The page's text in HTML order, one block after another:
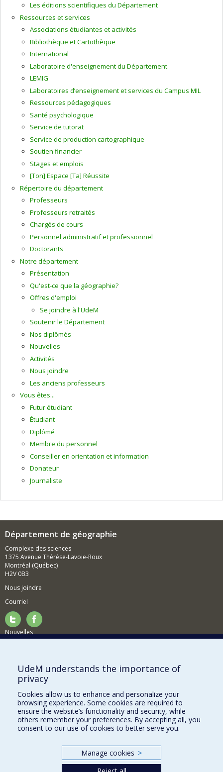
Les éditions scientifiques du Département
Ressources et services
Associations étudiantes et activités
Bibliothèque et Cartothèque
International
Laboratoire d'enseignement du Département
LEMIG
Laboratoires d’enseignement et services du Campus MIL
Ressources pédagogiques
Santé psychologique
Service de tutorat
Service de production cartographique
Soutien financier
Stages et emplois
[Ton] Espace [Ta] Réussite
Répertoire du département
Professeurs
Professeurs retraités
Chargés de cours
Personnel administratif et professionnel
Doctorants
Notre département
Présentation
Qu'est-ce que la géographie?
Offres d'emploi
Se joindre à l'UdeM
Soutenir le Département
Nos diplômés
Nouvelles
Activités
Nous joindre
Les anciens professeurs
Vous êtes...
Futur étudiant
Étudiant
Diplômé
Membre du personnel
Conseiller en orientation et information
Donateur
Journaliste
Département de géographie
Complexe des sciences
1375 Avenue Thérèse-Lavoie-Roux
Montréal (Québec)
H2V 0B3
Nous joindre
Courriel
Nouvelles
Comment soutenir le Département?
BESOIN D'AIDE?
Plan du site
Signaler une erreur
Accessibilité
Nos départements et écoles
UdeM understands the importance of
privacy
Cookies allow us to enhance and personalize your
browsing experience. Some cookies are required to
ensure the website’s functionality and security, while
others remember your preferences. By accepting all, you
consent to our use of cookies to better serve you.
Manage cookies >